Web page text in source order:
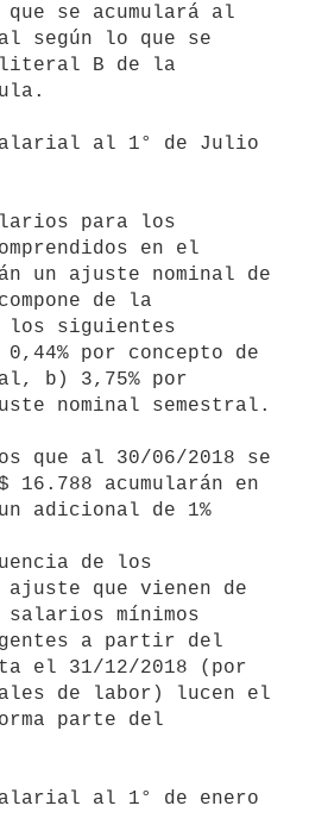
se acumulará al
según lo que se
literal B de la
en el
un ajuste nominal de
de la
los siguientes
por concepto de
b) 3,75% por
nominal semestral.
16.788 acumularán en
adicional de 1%
ajuste que vienen de
mínimos
a partir del
el 31/12/2018 (por
de labor) lucen el
parte del